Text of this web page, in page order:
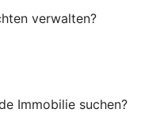
verwalten?
Immobilie suchen?